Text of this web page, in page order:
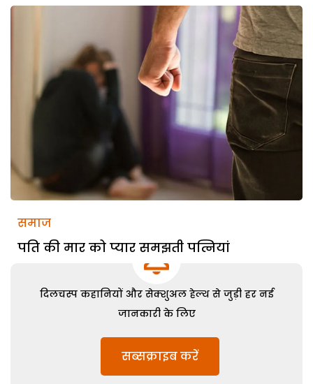
समाज
पति की मार को प्यार समझती पत्नियां
दिलचस्प कहानियों और सेक्शुअल हेल्थ से जुड़ी हर नई
जानकारी के लिए
सब्सक्राइब करें